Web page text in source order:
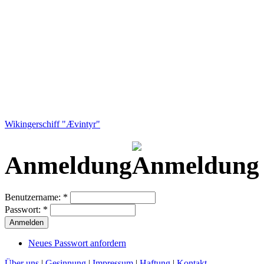
Wikingerschiff "Ævintyr"
Anmeldung
Benutzername: *
Passwort: *
Neues Passwort anfordern